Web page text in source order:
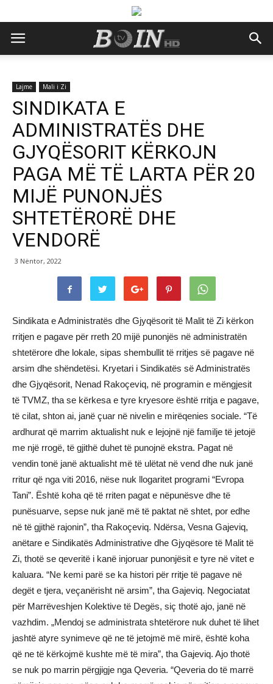
Lajme Mali i Zi
SINDIKATA E
ADMINISTRATËS DHE
GJYQËSORIT KËRKOJN
PAGA MË TË LARTA PËR 20
MIJË PUNONJËS
SHTETËRORË DHE
VENDORË
3 Nëntor, 2022
Sindikata e Administratës dhe Gjyqësorit të Malit të Zi kërkon
rritjen e pagave për rreth 20 mijë punonjës në administratën
shtetërore dhe lokale, sipas shembullit të rritjes së pagave në
arsim dhe shëndetësi. Kryetari i Sindikatës së Administratës
dhe Gjyqësorit, Nenad Rakoçeviq, në programin e mëngjesit
të TVMZ, tha se kërkesa e tyre kryesore është rritja e pagave,
të cilat, shton ai, janë çuar në nivelin e mirëqenies sociale. “Të
ardhurat që marrim aktualisht nuk e lejojnë një familje të jetojë
me një rrogë, të gjithë duhet të punojnë ekstra. Pagat në
vendin tonë janë aktualisht më të ulëtat në vend dhe nuk janë
rritur që nga viti 2016, nëse nuk llogaritet programi “Evropa
Tani”. Është koha që të rriten pagat e nëpunësve dhe të
punësuarve, sepse nuk janë më të paktat në shtet, por edhe
në të gjithë rajonin”, tha Rakoçeviq. Ndërsa, Vesna Gajeviq,
anëtare e Sindikatës Administrative dhe Gjyqësore të Malit të
Zi, thotë se qeveritë i kanë injoruar punonjësit e tyre në vitet e
kaluara. “Ne kemi parë se ka histori për rritje të pagave në
degët e tjera, veçanërisht në arsim”, tha Gajeviq. Negociatat
për Marrëveshjen Kolektive të Degës, siç thotë ajo, janë në
vazhdim. „Mendoj se administrata shtetërore nuk duhet të lihet
jashtë atyre synimeve që ne të jetojmë më mirë, është koha
që ne të kërkojmë kushte më të mira”, tha Gajeviq. Ajo thotë
se nuk po marrin përgjigje nga Qeveria. “Qeveria do të marrë